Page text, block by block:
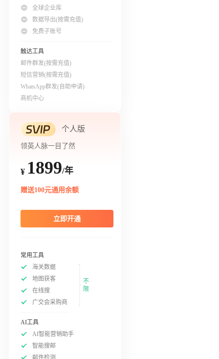
全球企业库
数据导出(按需充值)
免费子账号
触达工具
邮件群发(按需充值)
短信营销(按需充值)
WhatsApp群发(自助申请)
商机中心
个人版
领英人脉一目了然
¥ 1899/年
赠送100元通用余额
立即开通
常用工具
海关数据
地图获客
在线搜
广交会采购商
不
限
AI工具
AI智能营销助手
智能搜邮
邮件检测